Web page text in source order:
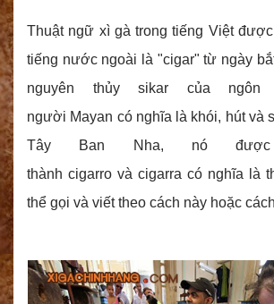
Thuật ngữ xì gà trong tiếng Việt
tiếng nước ngoài là "cigar" từ ngày
nguyên thủy sikar của ngôn
người Mayan có nghĩa là khói, hút và
Tây Ban Nha, nó
thành cigarro và cigarra có nghĩa là
thể gọi và viết theo cách này hoặc